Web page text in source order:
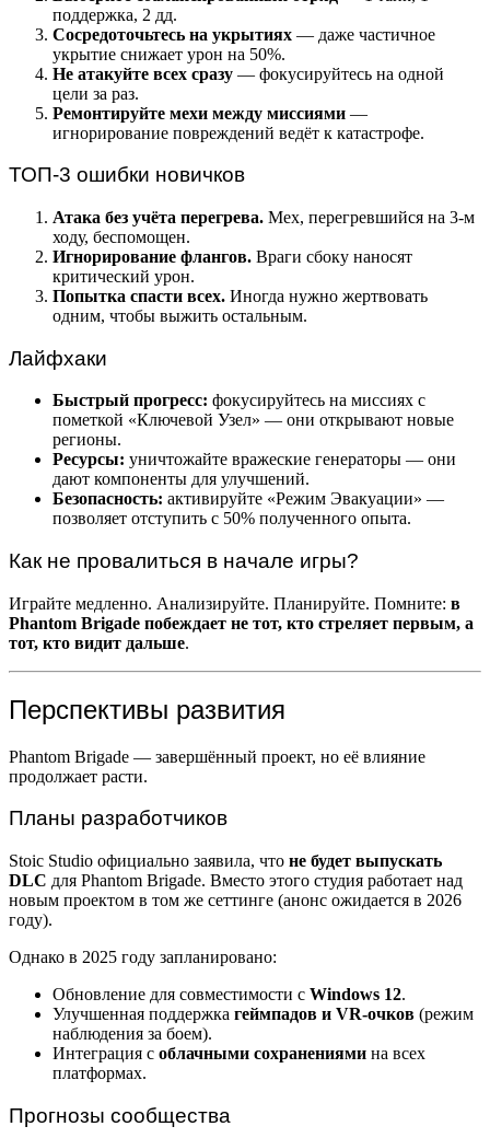
поддержка, 2 дд.
Сосредоточьтесь на укрытиях — даже частичное
укрытие снижает урон на 50%.
Не атакуйте всех сразу — фокусируйтесь на одной
цели за раз.
Ремонтируйте мехи между миссиями —
игнорирование повреждений ведёт к катастрофе.
ТОП-3 ошибки новичков
Атака без учёта перегрева. Мех, перегревшийся на 3-м
ходу, беспомощен.
Игнорирование флангов. Враги сбоку наносят
критический урон.
Попытка спасти всех. Иногда нужно жертвовать
одним, чтобы выжить остальным.
Лайфхаки
Быстрый прогресс: фокусируйтесь на миссиях с
пометкой «Ключевой Узел» — они открывают новые
регионы.
Ресурсы: уничтожайте вражеские генераторы — они
дают компоненты для улучшений.
Безопасность: активируйте «Режим Эвакуации» —
позволяет отступить с 50% полученного опыта.
Как не провалиться в начале игры?
Играйте медленно. Анализируйте. Планируйте. Помните: в
Phantom Brigade побеждает не тот, кто стреляет первым, а
тот, кто видит дальше.
Перспективы развития
Phantom Brigade — завершённый проект, но её влияние
продолжает расти.
Планы разработчиков
Stoic Studio официально заявила, что не будет выпускать
DLC для Phantom Brigade. Вместо этого студия работает над
новым проектом в том же сеттинге (анонс ожидается в 2026
году).
Однако в 2025 году запланировано:
Обновление для совместимости с Windows 12.
Улучшенная поддержка геймпадов и VR-очков (режим
наблюдения за боем).
Интеграция с облачными сохранениями на всех
платформах.
Прогнозы сообщества